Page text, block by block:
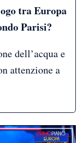
tra Europa
Parisi?
dell’acqua e
attenzione a